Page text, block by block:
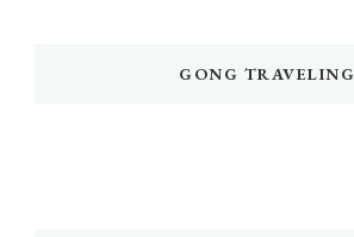
GONG TRAVELING